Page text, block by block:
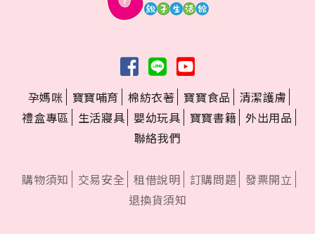
孕媽咪 寶寶哺育 棉紡衣著 寶寶食品
清潔護膚
禮盒專區
生活寢具 嬰幼玩具 寶寶書籍 外出用品
聯絡我們
購物須知 交易安全 租借說明 訂購問題 發票開立
退換貨須知